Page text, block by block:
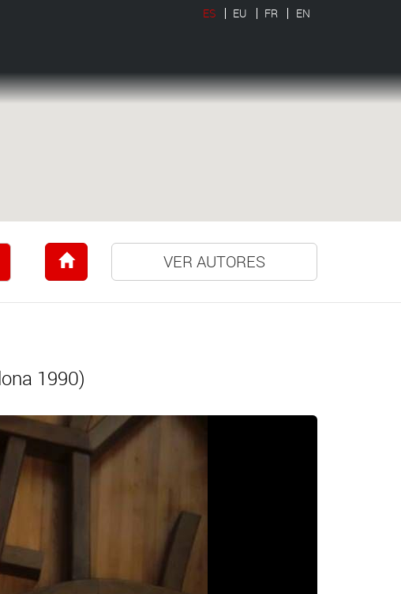
ES EU FR EN
VER AUTORES
1990)